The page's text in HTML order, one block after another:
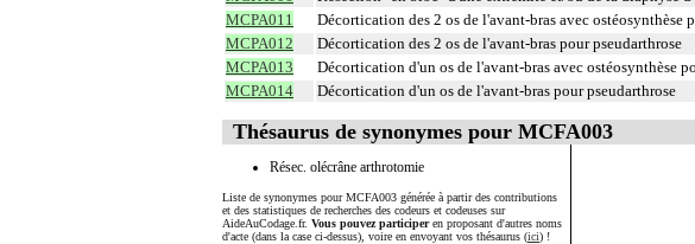
MCPA011 Décortication des 2 os de l'avant-bras avec ostéosynthèse
MCPA012 Décortication des 2 os de l'avant-bras pour pseudarthrose
MCPA013 Décortication d'un os de l'avant-bras avec ostéosynthèse
MCPA014 Décortication d'un os de l'avant-bras pour pseudarthrose
Thésaurus de synonymes pour MCFA003
Résec. olécrâne arthrotomie
Liste de synonymes pour MCFA003 générée à partir des contributions
et des statistiques de recherches des codeurs et codeuses sur
AideAuCodage.fr. Vous pouvez participeren proposant d'autres noms
d'acte (dans la case ci-dessus), voire en envoyant vos thésaurus (ici) !